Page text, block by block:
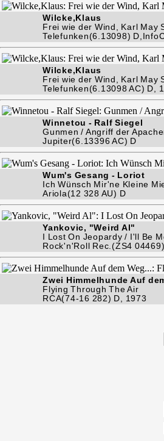
Wilcke,Klaus
Frei wie der Wind, Karl May
Telefunken(6.13098)
Wilcke,Klaus
Frei wie der Wind, Karl May
Telefunken(6.13098 AC) D,
Winnetou - Ralf Siegel
Gunmen / Angriff der
Jupiter(6.13396 AC) D
Wum's Gesang - Loriot
Ich Wünsch Mir'ne Kleine
Ariola(12 328 AU) D
Yankovic, "Weird Al"
I Lost On Jeopardy / I'll Be
Rock'n'Roll Rec.(ZS4
Zwei Himmelhunde Auf
Flying Through The Air
RCA(74-16 282) D, 1973